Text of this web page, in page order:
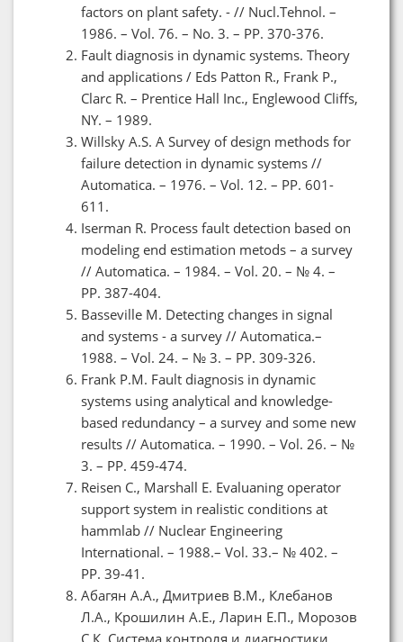
factors on plant safety. - // Nucl.Tehnol. –
1986. – Vol. 76. – No. 3. – PP. 370-376.
Fault diagnosis in dynamic systems. Theory
and applications / Eds Patton R., Frank P.,
Clarc R. – Prentice Hall Inc., Englewood Cliffs,
NY. – 1989.
Willsky A.S. A Survey of design methods for
failure detection in dynamic systems //
Automatica. – 1976. – Vol. 12. – PP. 601-
611.
Iserman R. Process fault detection based on
modeling end estimation metods – a survey
// Automatica. – 1984. – Vol. 20. – № 4. –
PP. 387-404.
Basseville M. Detecting changes in signal
and systems - a survey // Automatica.–
1988. – Vol. 24. – № 3. – PP. 309-326.
Frank P.M. Fault diagnosis in dynamic
systems using analytical and knowledge-
based redundancy – a survey and some new
results // Automatica. – 1990. – Vol. 26. – №
3. – PP. 459-474.
Reisen C., Marshall E. Evaluaning operator
support system in realistic conditions at
hammlab // Nuclear Engineering
International. – 1988.– Vol. 33.– № 402. –
PP. 39-41.
Абагян А.А., Дмитриев В.М., Клебанов
Л.А., Крошилин А.Е., Ларин Е.П., Морозов
С.К. Система контроля и диагностики